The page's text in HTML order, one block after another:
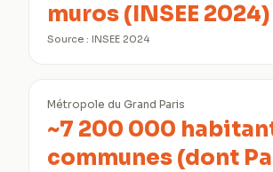
muros (INSEE 2024)
Source : INSEE 2024
Métropole du Grand Paris
~7 200 000
communes (dont